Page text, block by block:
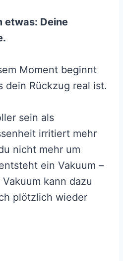
etwas: Deine
Moment beginnt
dein Rückzug real ist.
sein als
irritiert mehr
nicht mehr um
ein Vakuum –
kann dazu
plötzlich wieder